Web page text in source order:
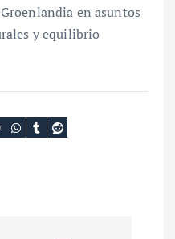
en asuntos
y equilibrio